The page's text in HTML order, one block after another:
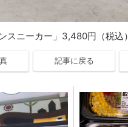
スニーカー」3,480円（税込）
記事に戻る